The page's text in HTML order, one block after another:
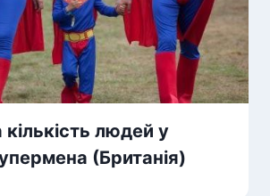
людей у
(Британія)